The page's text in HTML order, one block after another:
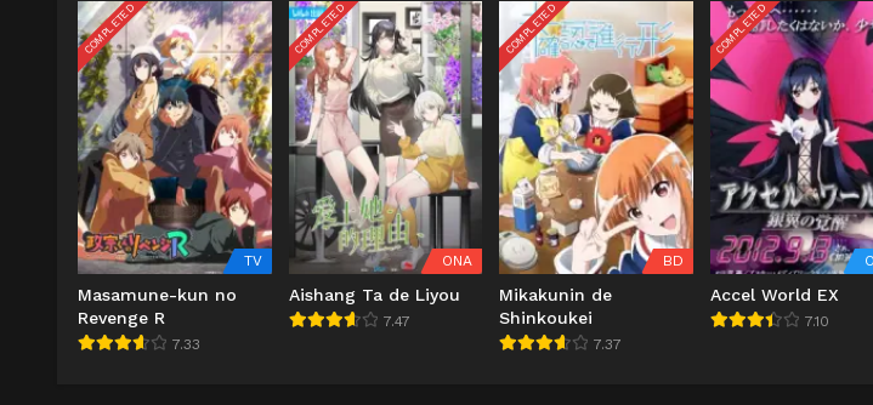
COMPLETED
TV
Masamune-kun no
Revenge R
7.33
COMPLETED
ONA
Aishang Ta de Liyou
7.47
COMPLETED
BD
Mikakunin de
Shinkoukei
7.37
COMPLETED
Accel World EX
7.10